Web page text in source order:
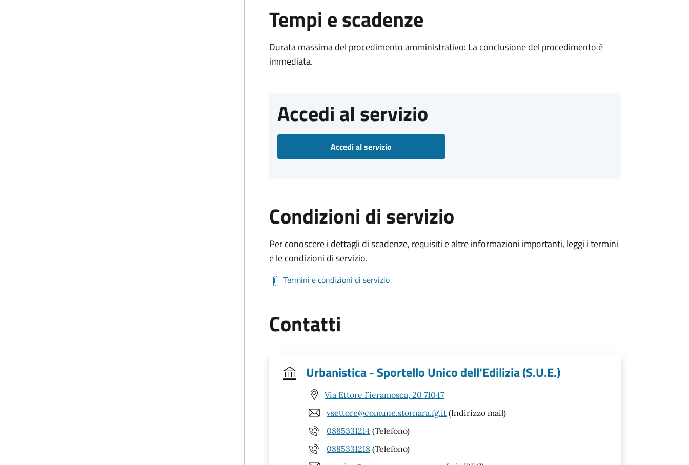
Tempi e scadenze
Durata massima del procedimento amministrativo: La conclusione del procedimento è
immediata.
Accedi al servizio
Accedi al servizio
Condizioni di servizio
Per conoscere i dettagli di scadenze, requisiti e altre informazioni importanti, leggi i termini
e le condizioni di servizio.
Termini e condizioni di servizio
Contatti
Urbanistica - Sportello Unico dell'Edilizia (S.U.E.)
Via Ettore Fieramosca, 20 71047
vsettore@comune.stornara.fg.it (Indirizzo mail)
0885331214 (Telefono)
0885331218 (Telefono)